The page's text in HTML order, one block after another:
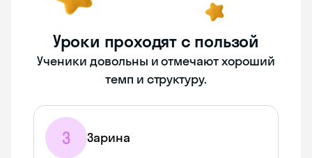
Уроки проходят с пользой
Ученики довольны и отмечают хороший
темп и структуру.
З
Зарина